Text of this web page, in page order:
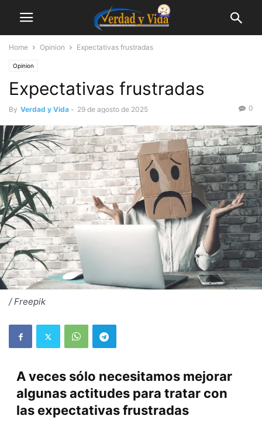
Home Opinion Expectativas frustradas
Opinion
Expectativas frustradas
By Verdad y Vida - 29 de agosto de 2025 0
/ Freepik
A veces sólo necesitamos mejorar
algunas actitudes para tratar con
las expectativas frustradas